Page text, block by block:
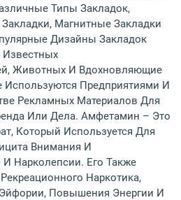
Типы Закладок,
Магнитные Закладки
Дизайны Закладок
Животных И Вдохновляющие
Используются Предприятиями И
Рекламных Материалов Для
Или Дела. Амфетамин – Это
Который Используется Для
Внимания И
И Нарколепсии. Его Также
Наркотика,
Повышения Энергии И